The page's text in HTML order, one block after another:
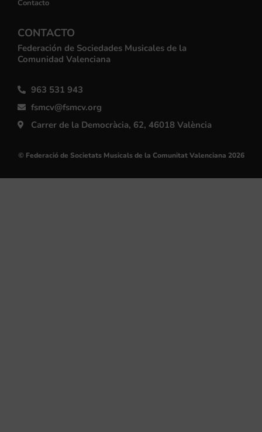
Contacto
CONTACTO
Federación de Sociedades Musicales de la
Comunidad Valenciana
963 531 943
fsmcv@fsmcv.org
Carrer de la Democràcia, 62, 46018 València
© Federació de Societats Musicals de la Comunitat Valenciana 2026